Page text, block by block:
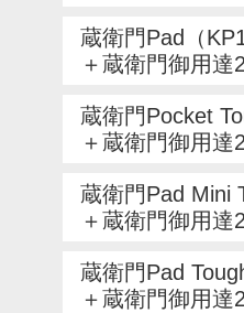
蔵衛門Pad（
＋蔵衛門御用達
蔵衛門Pocket
＋蔵衛門御用達
蔵衛門Pad Mini
＋蔵衛門御用達
蔵衛門Pad
＋蔵衛門御用達